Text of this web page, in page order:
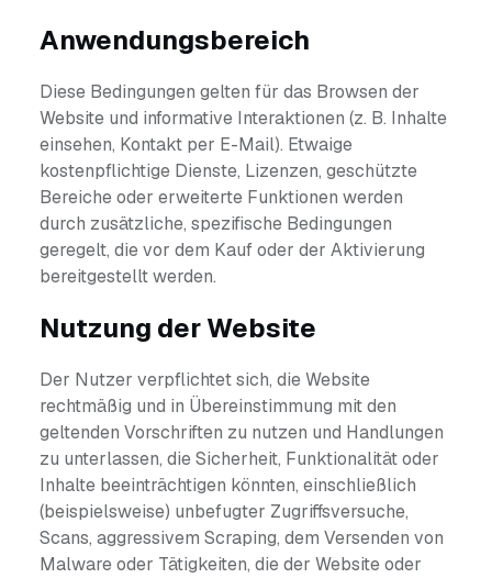
Anwendungsbereich
Diese Bedingungen gelten für das Browsen der
Website und informative Interaktionen (z. B. Inhalte
einsehen, Kontakt per E-Mail). Etwaige
kostenpflichtige Dienste, Lizenzen, geschützte
Bereiche oder erweiterte Funktionen werden
durch zusätzliche, spezifische Bedingungen
geregelt, die vor dem Kauf oder der Aktivierung
bereitgestellt werden.
Nutzung der Website
Der Nutzer verpflichtet sich, die Website
rechtmäßig und in Übereinstimmung mit den
geltenden Vorschriften zu nutzen und Handlungen
zu unterlassen, die Sicherheit, Funktionalität oder
Inhalte beeinträchtigen könnten, einschließlich
(beispielsweise) unbefugter Zugriffsversuche,
Scans, aggressivem Scraping, dem Versenden von
Malware oder Tätigkeiten, die der Website oder